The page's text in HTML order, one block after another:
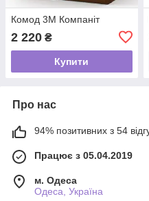
Комод 3М Компаніт
2 220 ₴
Купити
Про нас
94% позитивних з 54
Працює з 05.04.2019
м. Одеса
Одеса, Україна